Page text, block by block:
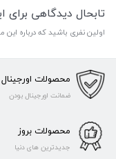
تابحال دیدگاهی
اولین نفری باشید که درباره
محصولات اورجینال
ضمانت اورجینال بودن
محصولات بروز
جدیدترین های دنیا